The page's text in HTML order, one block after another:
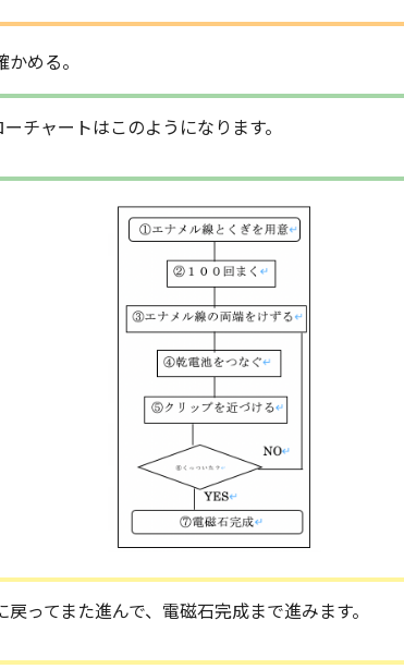
める。
ーチャートはこのようになります。
ってまた進んで、電磁石完成まで進みます。